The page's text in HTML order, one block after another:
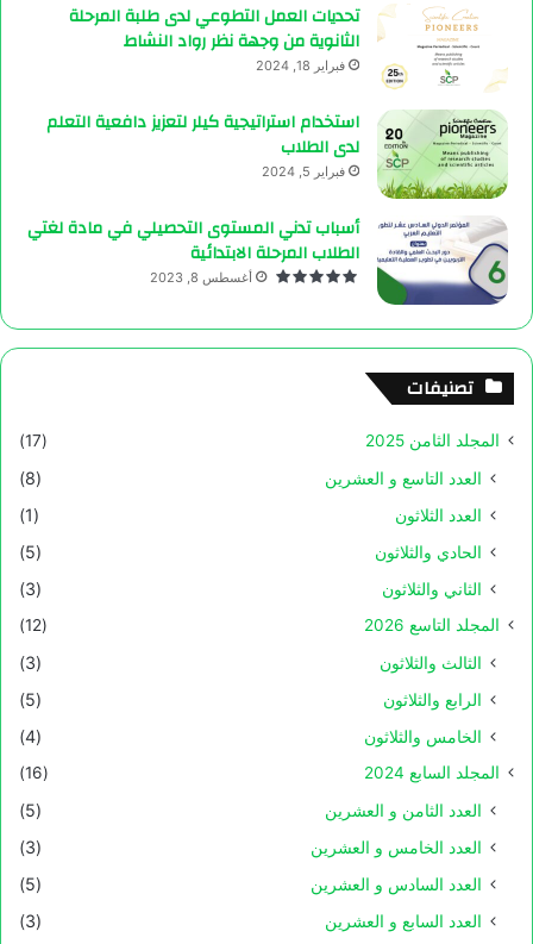
تحديات العمل التطوعي لدى طلبة المرحلة
الثانوية من وجهة نظر رواد النشاط
فبراير 18, 2024
استخدام استراتيجية كيلر لتعزيز دافعية التعلم
لدى الطلاب
فبراير 5, 2024
أسباب تدني المستوى التحصيلي في مادة لغتي
الطلاب المرحلة الابتدائية
أغسطس 8, 2023
تصنيفات
المجلد الثامن 2025 (17)
العدد التاسع و العشرين
(8)
العدد الثلاثون
(1)
الحادي والثلاثون
(5)
الثاني والثلاثون
(3)
المجلد التاسع 2026 (12)
الثالث والثلاثون
(3)
الرابع والثلاثون
(5)
الخامس والثلاثون
(4)
المجلد السابع 2024 (16)
العدد الثامن و العشرين
(5)
العدد الخامس و العشرين
(3)
العدد السادس و العشرين
(5)
العدد السابع و العشرين
(3)